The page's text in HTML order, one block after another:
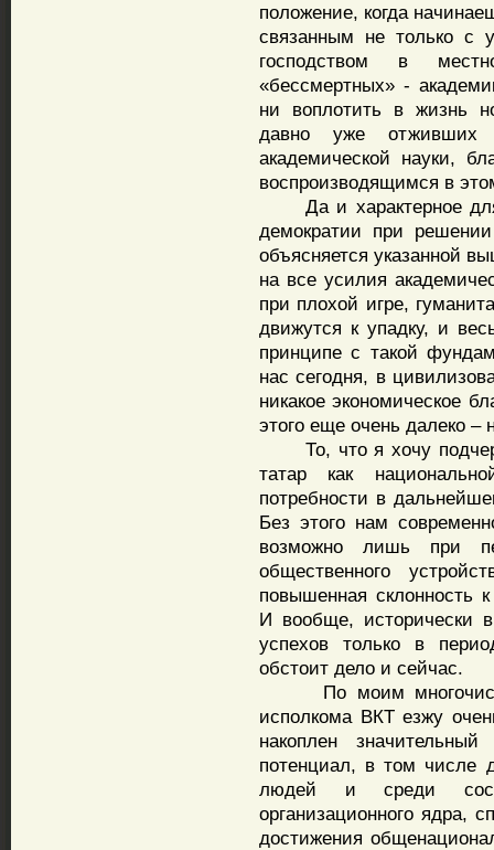
положение, когда
связанным не только с
господством в
«бессмертных» -
ни воплотить в жизнь
давно уже отживших
академической науки,
воспроизводящимся в
Да и характерное для
демократии при
объясняется указанной
на все усилия
при плохой игре,
движутся к упадку, и
принципе с такой
нас сегодня, в
никакое экономическое
этого еще очень далеко –
То, что я хочу
татар как
потребности в
Без этого нам
возможно лишь при
общественного
повышенная склонность
И вообще, исторически
успехов только в
обстоит дело и сейчас.
По моим
исполкома ВКТ езжу
накоплен
потенциал, в том числе
людей и среди
организационного ядра,
достижения